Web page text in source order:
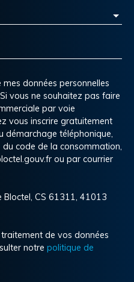
données personnelles
vous ne souhaitez pas faire
par voie
vous inscrire gratuitement
démarchage téléphonique,
code de la consommation,
ou par courrier
Bloctel, CS 61311, 41013
de vos données
notre politique de